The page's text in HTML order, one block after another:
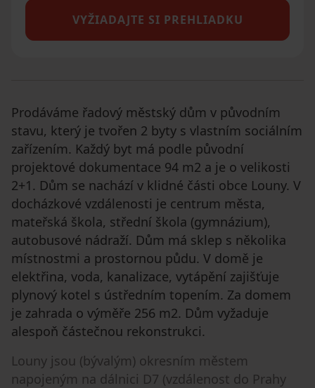
VYŽIADAJTE SI PREHLIADKU
Prodáváme řadový městský dům v původním
stavu, který je tvořen 2 byty s vlastním sociálním
zařízením. Každý byt má podle původní
projektové dokumentace 94 m2 a je o velikosti
2+1. Dům se nachází v klidné části obce Louny. V
docházkové vzdálenosti je centrum města,
mateřská škola, střední škola (gymnázium),
autobusové nádraží. Dům má sklep s několika
místnostmi a prostornou půdu. V domě je
elektřina, voda, kanalizace, vytápění zajišťuje
plynový kotel s ústředním topením. Za domem
je zahrada o výměře 256 m2. Dům vyžaduje
alespoň částečnou rekonstrukci.
Louny jsou (bývalým) okresním městem
napojeným na dálnici D7 (vzdálenost do Prahy